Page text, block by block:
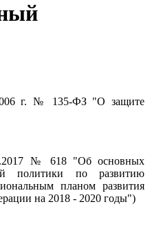
г. № 135-ФЗ "О защите
№ 618 "Об основных
политики по развитию
планом развития
на 2018 - 2020 годы")